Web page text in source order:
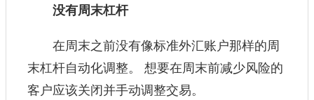
没有周末杠杆
在周末之前没有像标准外汇账户那样的周
末杠杆自动化调整。 想要在周末前减少风险的
客户应该关闭并手动调整交易。